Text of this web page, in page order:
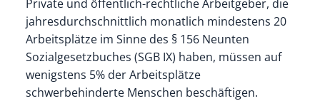
Private und öffentlich-rechtliche Arbeitgeber, die
jahresdurchschnittlich monatlich mindestens 20
Arbeitsplätze im Sinne des § 156 Neunten
Sozialgesetzbuches (SGB IX) haben, müssen auf
wenigstens 5% der Arbeitsplätze
schwerbehinderte Menschen beschäftigen.